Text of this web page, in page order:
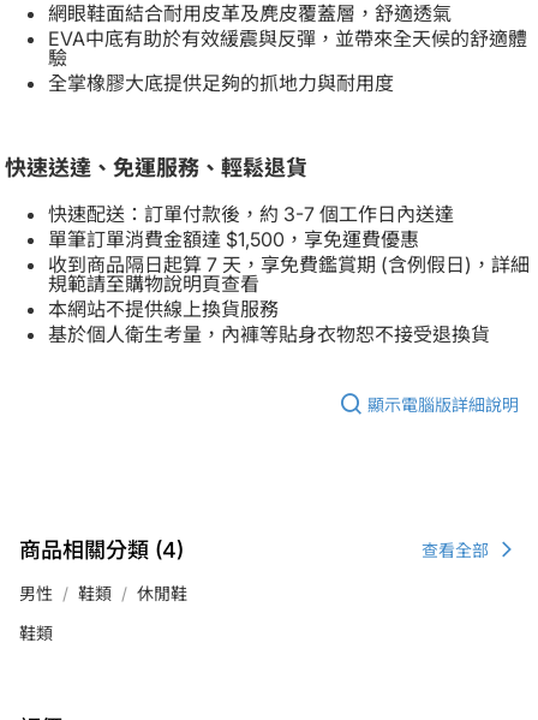
網眼鞋面結合耐用皮革及麂皮覆蓋層，舒適透氣
EVA中底有助於有效緩震與反彈，並帶來全天候的舒適體
驗
全掌橡膠大底提供足夠的抓地力與耐用度
快速送達、免運服務、輕鬆退貨
快速配送：訂單付款後，約 3-7 個工作日內送達
單筆訂單消費金額達 $1,500，享免運費優惠
收到商品隔日起算 7 天，享免費鑑賞期 (含例假日)，詳細
規範請至購物說明頁查看
本網站不提供線上換貨服務
基於個人衛生考量，內褲等貼身衣物恕不接受退換貨
顯示電腦版詳細說明
商品相關分類 (4) 查看全部
男性 鞋類
休閒鞋
鞋類